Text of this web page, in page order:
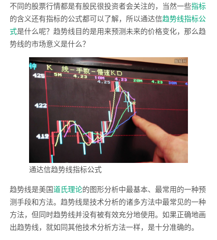
不同的股票行情都是有股民很投资者会关注的，当然一些指标
的含义还有指标的公式都可以了解，所以通达信趋势线指标公
式是什么呢？趋势线目的是用来预测未来的价格变化，那么趋
势线的市场意义是什么？
通达信趋势线指标公式
趋势线是美国道氏理论的图形分析中最基本、最常用的一种预
测手段和方法。趋势线是技术分析的诸多方法中最常见的一种
方法，但同时趋势线并没有被有效充分地使用。如果正确地画
出趋势线，就如同其他技术分析方法一样，是十分准确的。